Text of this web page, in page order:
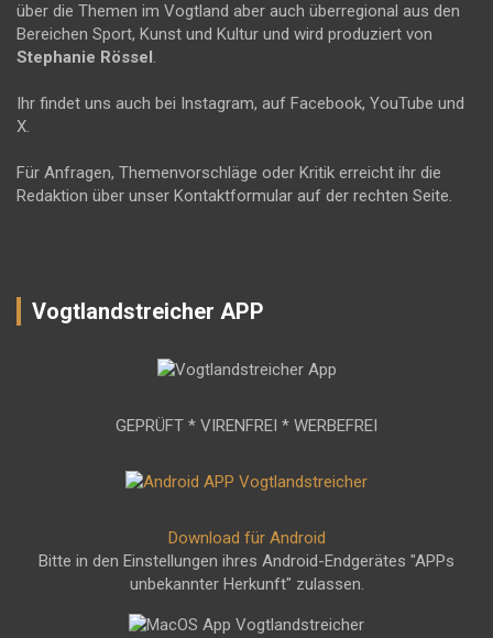
über die Themen im Vogtland aber auch überregional aus den
Bereichen Sport, Kunst und Kultur und wird produziert von
Stephanie Rössel .
Ihr findet uns auch bei Instagram, auf Facebook, YouTube und
X.
Für Anfragen, Themenvorschläge oder Kritik erreicht ihr die
Redaktion über unser Kontaktformular auf der rechten Seite.
Vogtlandstreicher APP
GEPRÜFT * VIRENFREI * WERBEFREI
Download für Android
Bitte in den Einstellungen ihres Android-Endgerätes "APPs
unbekannter Herkunft" zulassen.